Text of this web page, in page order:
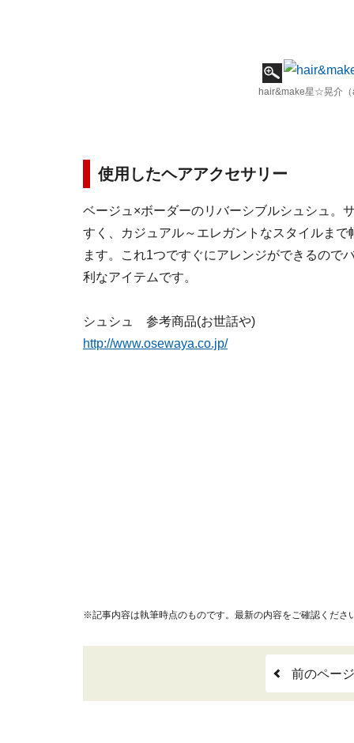
hair&make星☆晃介（
使用したヘアアクセサリー
ベージュ×ボーダーのリバーシブルシュシュ。
すく、カジュアル～エレガントなスタイルまで
ます。これ1つですぐにアレンジができるので
利なアイテムです。
シュシュ 参考商品(お世話や)
http://www.osewaya.co.jp/
※記事内容は執筆時点のものです。最新の内容をご確認くださ
前のペー